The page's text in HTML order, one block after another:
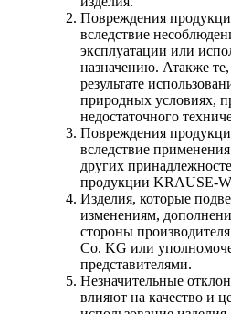
Повреждения
вследствие
эксплуатации или
назначению. Атакже
результате
природных условиях,
недостаточного
Повреждения
вследствие
других
продукции KRAUSE-
Изделия, которые
изменениям,
стороны
Со. KG или
представителями.
Незначительные
влияют на качество и